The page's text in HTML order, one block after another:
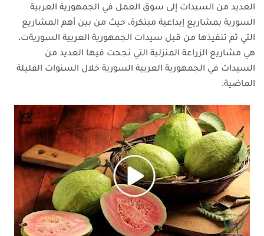
العديد من السيدات إلى سوق العمل في الجمهورية العربية
السورية بمشاريع إبداعية مبتكرة، حيث من بين أهم المشاريع
التي تم تنفيذها من قبل سيدات الجمهورية العربية السوريةت،
هي مشاريع الزراعة المنزلية التي نجحت فيها العديد من
السيدات في الجمهورية العربية السورية خلال السنوات القليلة
الماضية.